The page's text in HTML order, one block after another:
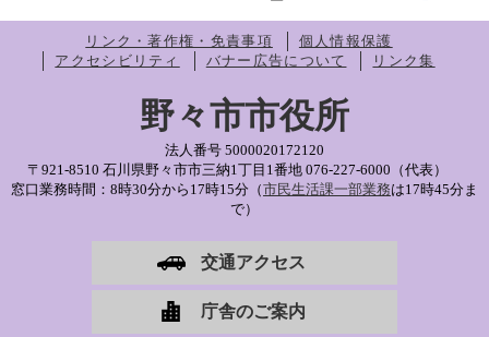
リンク・著作権・免責事項
個人情報保護
アクセシビリティ
バナー広告について リンク集
野々市市役所
法人番号 5000020172120
〒921-8510 石川県野々市市三納1丁目1番地 076-227-6000（代表）
窓口業務時間：8時30分から17時15分（市民生活課一部業務は17時45分ま
で）
交通アクセス
庁舎のご案内